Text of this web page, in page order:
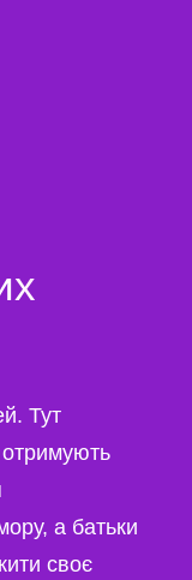
Тут
отримують
а батьки
своє